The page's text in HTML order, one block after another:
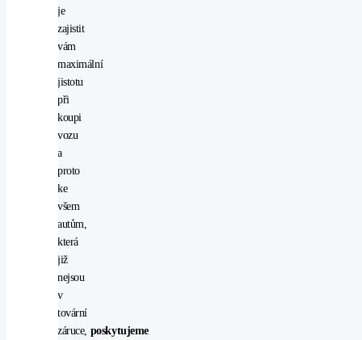
je
zajistit
vám
maximální
jistotu
při
koupi
vozu
a
proto
ke
všem
autům,
která
již
nejsou
v
tovární
záruce, poskytujeme